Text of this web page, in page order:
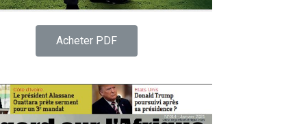
Acheter PDF